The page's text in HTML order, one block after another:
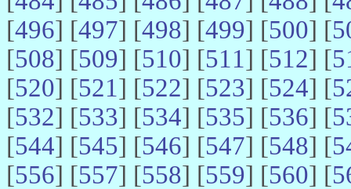
[496] [497] [498] [499] [500] [
[508] [509] [510] [511] [512] [
[520] [521] [522] [523] [524] [
[532] [533] [534] [535] [536] [
[544] [545] [546] [547] [548] [
[556] [557] [558] [559] [560] [